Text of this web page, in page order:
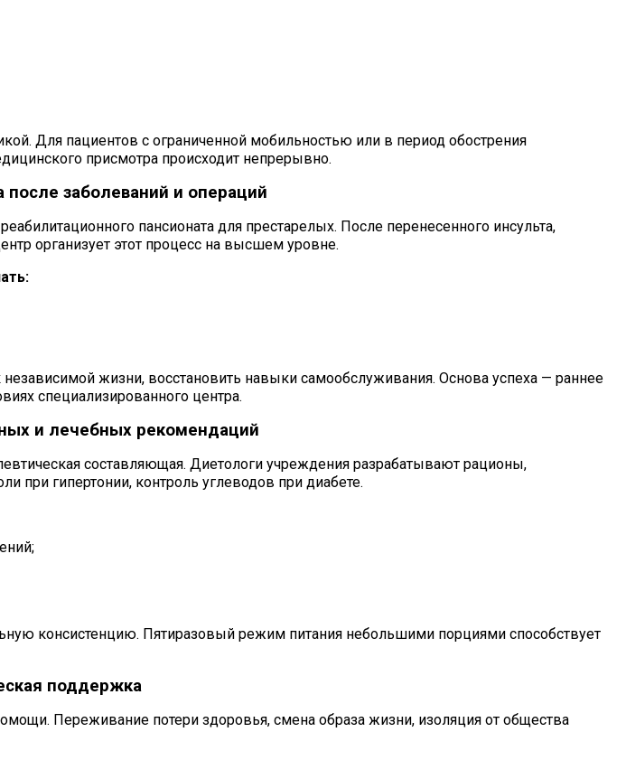
Для пациентов с ограниченной мобильностью или в период обострения
присмотра происходит непрерывно.
заболеваний и операций
пансионата для престарелых. После перенесенного инсульта,
организует этот процесс на высшем уровне.
жизни, восстановить навыки самообслуживания. Основа успеха — раннее
специализированного центра.
и лечебных рекомендаций
составляющая. Диетологи учреждения разрабатывают рационы,
при гипертонии, контроль углеводов при диабете.
консистенцию. Пятиразовый режим питания небольшими порциями способствует
поддержка
Переживание потери здоровья, смена образа жизни, изоляция от общества